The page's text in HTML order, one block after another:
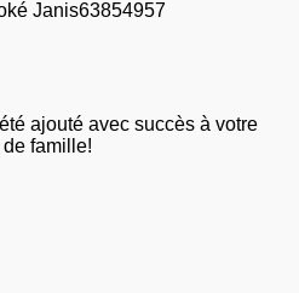
Janis63854957
ajouté avec succès à votre
de famille!